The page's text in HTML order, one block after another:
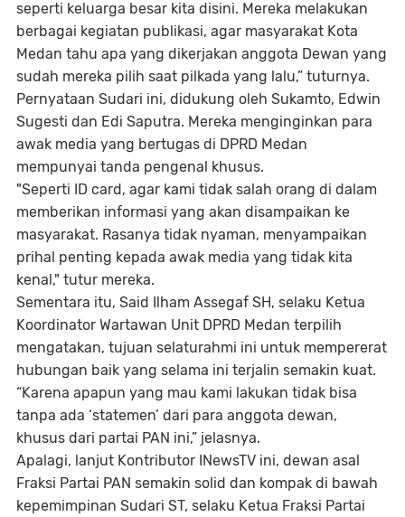
seperti keluarga besar kita disini. Mereka melakukan
berbagai kegiatan publikasi, agar masyarakat Kota
Medan tahu apa yang dikerjakan anggota Dewan yang
sudah mereka pilih saat pilkada yang lalu,” tuturnya.
Pernyataan Sudari ini, didukung oleh Sukamto, Edwin
Sugesti dan Edi Saputra. Mereka menginginkan para
awak media yang bertugas di DPRD Medan
mempunyai tanda pengenal khusus.
"Seperti ID card, agar kami tidak salah orang di dalam
memberikan informasi yang akan disampaikan ke
masyarakat. Rasanya tidak nyaman, menyampaikan
prihal penting kepada awak media yang tidak kita
kenal," tutur mereka.
Sementara itu, Said Ilham Assegaf SH, selaku Ketua
Koordinator Wartawan Unit DPRD Medan terpilih
mengatakan, tujuan selaturahmi ini untuk mempererat
hubungan baik yang selama ini terjalin semakin kuat.
“Karena apapun yang mau kami lakukan tidak bisa
tanpa ada ‘statemen’ dari para anggota dewan,
khusus dari partai PAN ini,” jelasnya.
Apalagi, lanjut Kontributor INewsTV ini, dewan asal
Fraksi Partai PAN semakin solid dan kompak di bawah
kepemimpinan Sudari ST, selaku Ketua Fraksi Partai